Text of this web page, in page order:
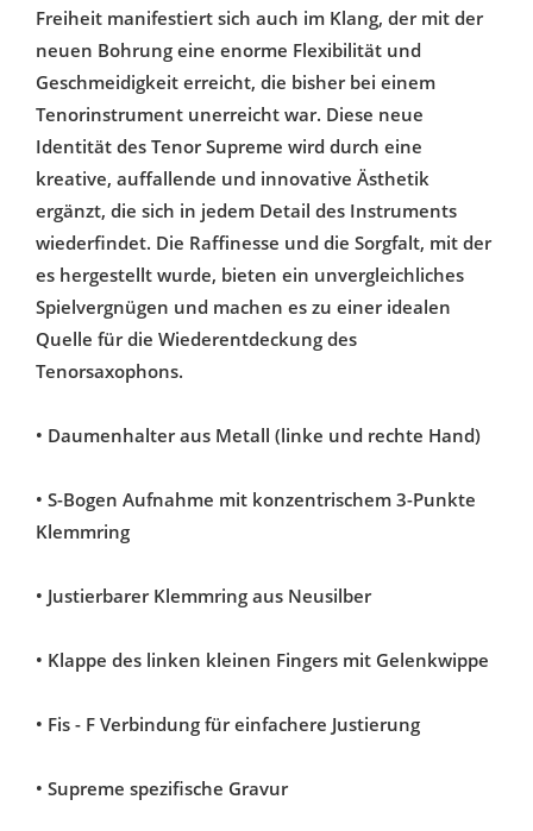
Freiheit manifestiert sich auch im Klang, der mit der
neuen Bohrung eine enorme Flexibilität und
Geschmeidigkeit erreicht, die bisher bei einem
Tenorinstrument unerreicht war. Diese neue
Identität des Tenor Supreme wird durch eine
kreative, auffallende und innovative Ästhetik
ergänzt, die sich in jedem Detail des Instruments
wiederfindet. Die Raffinesse und die Sorgfalt, mit der
es hergestellt wurde, bieten ein unvergleichliches
Spielvergnügen und machen es zu einer idealen
Quelle für die Wiederentdeckung des
Tenorsaxophons.
• Daumenhalter aus Metall (linke und rechte Hand)
• S-Bogen Aufnahme mit konzentrischem 3-Punkte
Klemmring
• Justierbarer Klemmring aus Neusilber
• Klappe des linken kleinen Fingers mit Gelenkwippe
• Fis - F Verbindung für einfachere Justierung
• Supreme spezifische Gravur